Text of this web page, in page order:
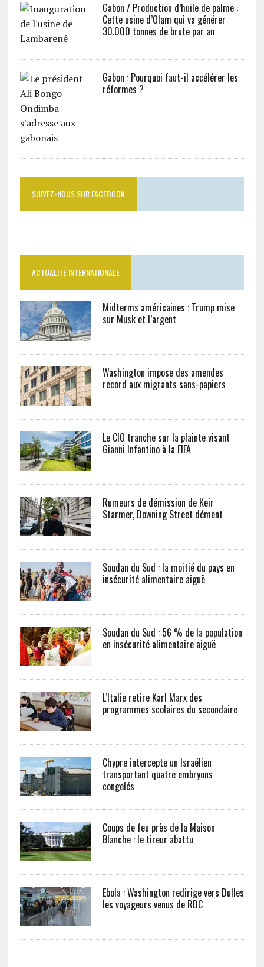
Gabon / Production d’huile de palme :
Cette usine d’Olam qui va générer
30.000 tonnes de brute par an
Gabon : Pourquoi faut-il accélérer les
réformes ?
SUIVEZ-NOUS SUR FACEBOOK
ACTUALITÉ INTERNATIONALE
Midterms américaines : Trump mise
sur Musk et l’argent
Washington impose des amendes
record aux migrants sans-papiers
Le CIO tranche sur la plainte visant
Gianni Infantino à la FIFA
Rumeurs de démission de Keir
Starmer, Downing Street dément
Soudan du Sud : la moitié du pays en
insécurité alimentaire aiguë
Soudan du Sud : 56 % de la population
en insécurité alimentaire aiguë
L’Italie retire Karl Marx des
programmes scolaires du secondaire
Chypre intercepte un Israélien
transportant quatre embryons
congelés
Coups de feu près de la Maison
Blanche : le tireur abattu
Ebola : Washington redirige vers Dulles
les voyageurs venus de RDC